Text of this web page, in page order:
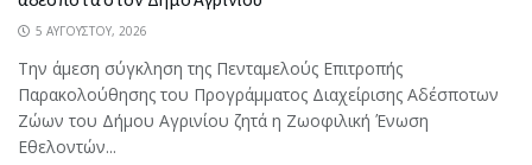
5 ΑΥΓΟΎΣΤΟΥ, 2026
Την άμεση σύγκληση της Πενταμελούς Επιτροπής
Παρακολούθησης του Προγράμματος Διαχείρισης Αδέσποτων
Ζώων του Δήμου Αγρινίου ζητά η Ζωοφιλική Ένωση
Εθελοντών...